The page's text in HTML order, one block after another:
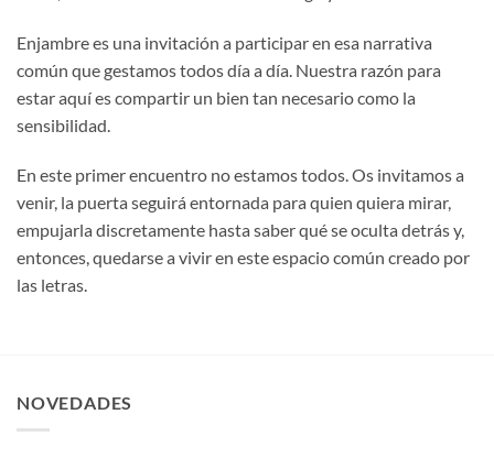
Enjambre es una invitación a participar en esa narrativa
común que gestamos todos día a día. Nuestra razón para
estar aquí es compartir un bien tan necesario como la
sensibilidad.
En este primer encuentro no estamos todos. Os invitamos a
venir, la puerta seguirá entornada para quien quiera mirar,
empujarla discretamente hasta saber qué se oculta detrás y,
entonces, quedarse a vivir en este espacio común creado por
las letras.
NOVEDADES